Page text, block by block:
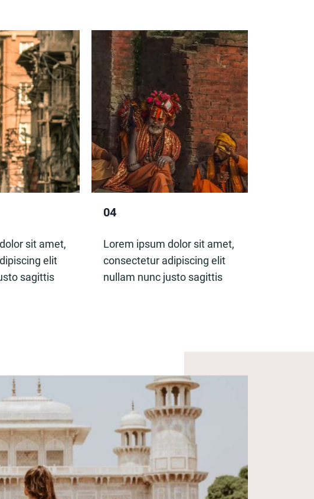
sit amet,
elit
sagittis
04
Lorem ipsum dolor sit amet,
consectetur adipiscing elit
nullam nunc justo sagittis